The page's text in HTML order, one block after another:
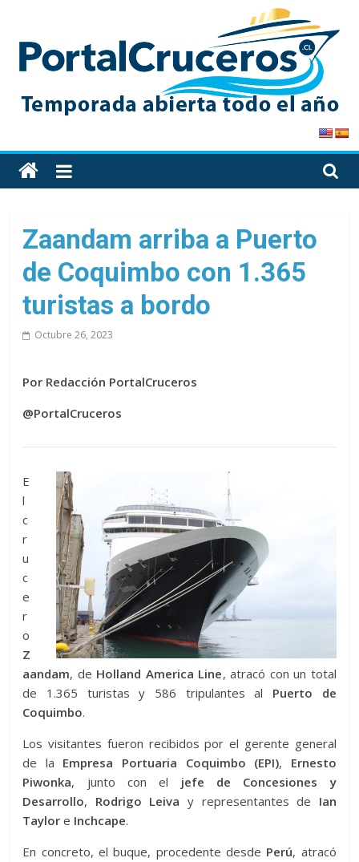
content
PortalCruceros
Toda
la
de
cruceros
en
un
solo
Zaandam arriba a Puerto
de Coquimbo con 1.365
turistas a bordo
Octubre 26, 2023
Por Redacción PortalCruceros
@PortalCruceros
E
l
c
r
u
c
e
r
o
Z
aandam, de Holland America Line, atracó con un total
de 1.365 turistas y 586 tripulantes al Puerto de
Coquimbo.
Los visitantes fueron recibidos por el gerente general
de la Empresa Portuaria Coquimbo (EPI), Ernesto
Piwonka, junto con el jefe de Concesiones y
Desarrollo, Rodrigo Leiva y representantes de Ian
Taylor e Inchcape.
En concreto, el buque, procedente desde Perú, atracó